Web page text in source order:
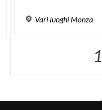
Vari luoghi Monza
1